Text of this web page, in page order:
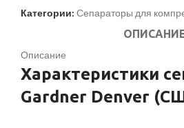
Категории: Сепараторы для
Описание
Характеристики
Gardner Denver